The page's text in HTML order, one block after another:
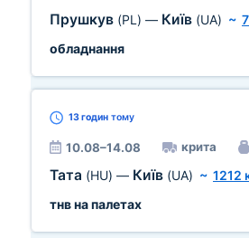
Прушкув (PL) — Київ (UA) ~
обладнання
13 годин тому
10.08–14.08 крита
Тата (HU) — Київ (UA) ~ 1212
тнв на палетах